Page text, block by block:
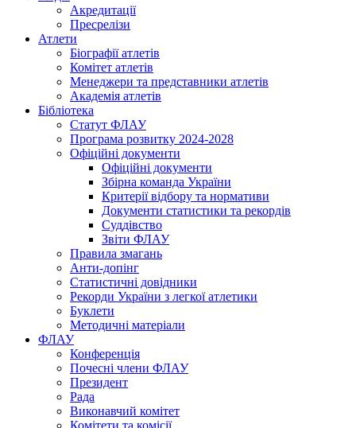
Акредитації
Пресрелізи
Атлети
Біографії атлетів
Комітет атлетів
Менеджери та представники атлетів
Академія атлетів
Бібліотека
Статут ФЛАУ
Програма розвитку 2024-2028
Офіційні документи
Офіційні документи
Збірна команда України
Критерії відбору та нормативи
Документи статистики та рекордів
Суддівство
Звіти ФЛАУ
Правила змагань
Анти-допінг
Статистичні довідники
Рекорди України з легкої атлетики
Буклети
Методичні матеріали
ФЛАУ
Конференція
Почесні члени ФЛАУ
Президент
Рада
Виконавчий комітет
Комітети та комісії